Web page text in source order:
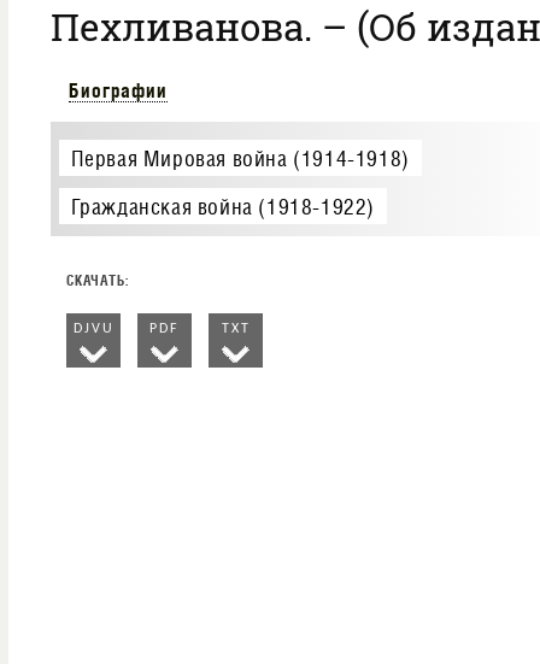
Пехливанова. – (Об
Биографии
Первая Мировая война (1914-1918)
Гражданская война (1918-1922)
DJVU PDF TXT